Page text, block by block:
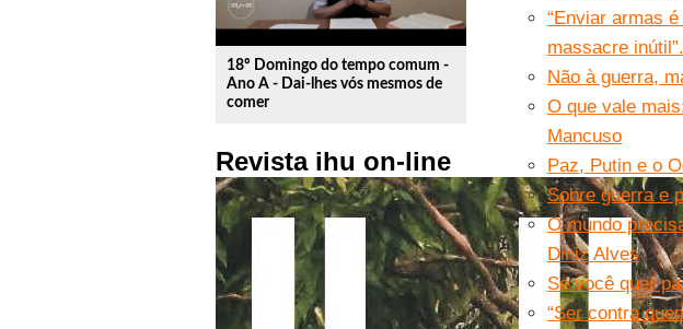
18º Domingo do tempo comum -
Ano A - Dai-lhes vós mesmos de
comer
Revista ihu on-line
“Enviar armas
massacre
Não à guerra,
O que vale
Mancuso
Paz, Putin e o
Sobre guerra e
O mundo
Diniz Alves
Se você quer
“Ser contra